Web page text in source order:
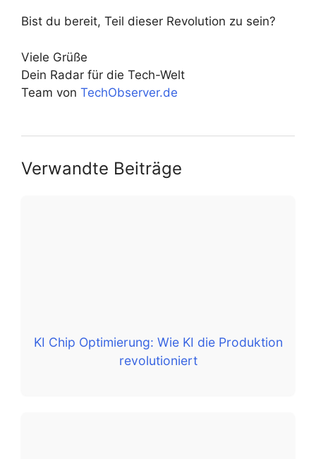
Bist du bereit, Teil dieser Revolution zu sein?
Viele Grüße
Dein Radar für die Tech-Welt
Team von TechObserver.de
Verwandte Beiträge
KI Chip Optimierung: Wie KI die Produktion
revolutioniert